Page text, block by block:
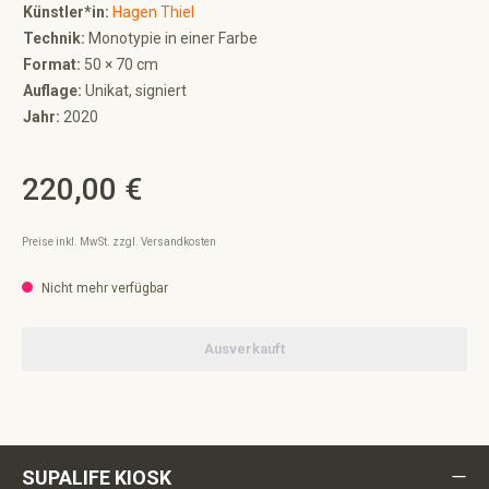
Künstler*in: Hagen Thiel
Technik: Monotypie in einer Farbe
Format: 50 × 70 cm
Auflage: Unikat, signiert
Jahr: 2020
Regulärer Preis:
220,00 €
Preise inkl. MwSt. zzgl. Versandkosten
Nicht mehr verfügbar
Ausverkauft
SUPALIFE KIOSK